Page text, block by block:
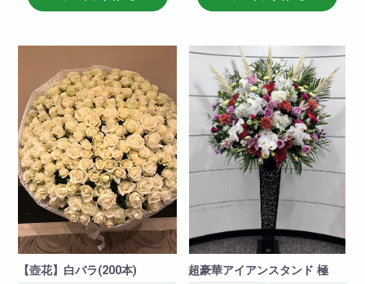
お早めにお問い合わせください
お早めにお問い合わせください
【壺花】白バラ(200本) 超豪華アイアンスタンド 極